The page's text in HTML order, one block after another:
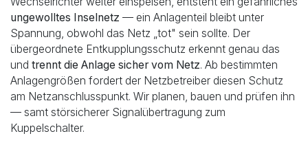
ungewolltes Inselnetz — ein Anlagenteil bleibt unter
Spannung, obwohl das Netz „tot" sein sollte. Der
übergeordnete Entkupplungsschutz erkennt genau das
und trennt die Anlage sicher vom Netz. Ab bestimmten
Anlagengrößen fordert der Netzbetreiber diesen Schutz
am Netzanschlusspunkt. Wir planen, bauen und prüfen ihn
— samt störsicherer Signalübertragung zum
Kuppelschalter.